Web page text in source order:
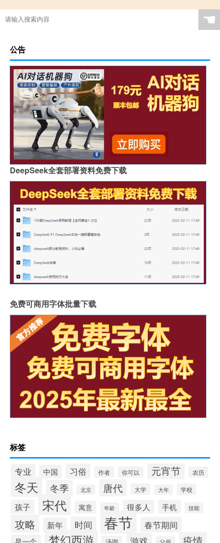
☚
公告
DeepSeek全套部署资料免费下载
免费可商用字体批量下载
标签
专业 中国 习俗 作者 你可以 元宵节 农历
冬天 冬季 北京 唐代 大学 大年 学校
孩子 宋代 寓意 年龄 很多人 手机 技能
攻略 新年 时间 春节 春节期间
梦幻西游